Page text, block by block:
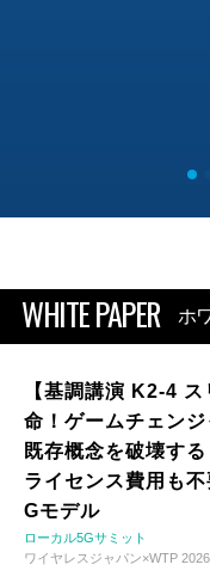
WHITE PAPER ホ
【基調講演 K2-4
命！ゲームチェン
既存概念を破壊す
ライセンス費用も
Gモデル
ローカル5Gサミット
ワイヤレスジャパン×WTP 2026